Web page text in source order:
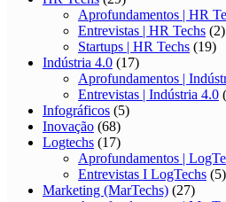
Aprofundamentos | HR
Entrevistas | HR Techs (2)
Startups | HR Techs (19)
Indústria 4.0 (17)
Aprofundamentos |
Entrevistas | Indústria 4.0
Infográficos (5)
Inovação (68)
Logtechs (17)
Aprofundamentos |
Entrevistas I LogTechs (5)
Marketing (MarTechs) (27)